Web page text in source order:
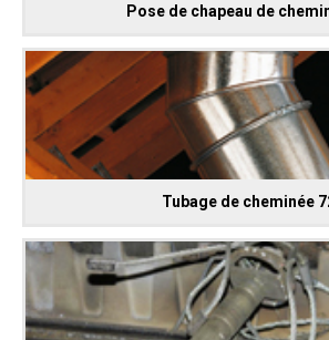
Pose de chapeau de
Tubage de cheminée